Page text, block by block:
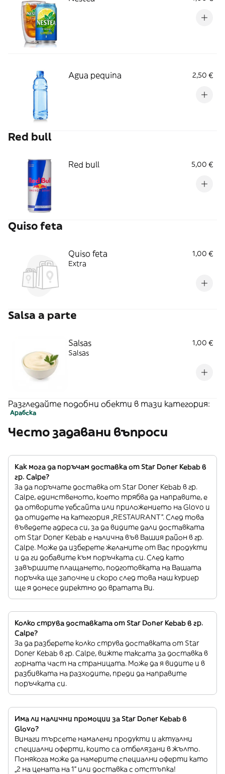
Agua pequina 2,50 €
Red bull
Red bull 5,00 €
Quiso feta
Quiso feta
1,00 €
Extra
Salsa a parte
Salsas
1,00 €
Salsas
Разгледайте подобни обекти в тази категория:
Арабска
Често задавани въпроси
Как мога да поръчам доставка от Star Doner Kebab в
гр. Calpe?
За да поръчате доставка от Star Doner Kebab в гр.
Calpe, единственото, което трябва да направите, е
да отворите уебсайта или приложението на Glovo и
да отидете на категория „RESTAURANT”. След това
въведете адреса си, за да видите дали доставката
от Star Doner Kebab е налична във Вашия район в гр.
Calpe. Може да изберете желаните от Вас продукти
и да ги добавите към поръчката си. След като
завършите плащането, подготовката на Вашата
поръчка ще започне и скоро след това наш куриер
ще я донесе директно до вратата Ви.
Колко струва доставката от Star Doner Kebab в гр.
Calpe?
За да разберете колко струва доставката от Star
Doner Kebab в гр. Calpe, вижте таксата за доставка в
горната част на страницата. Може да я видите и в
разбивката на разходите, преди да направите
поръчката си.
Има ли налични промоции за Star Doner Kebab в
Glovo?
Винаги търсете намалени продукти и актуални
специални оферти, които са отбелязани в жълто.
Понякога може да намерите специални оферти като
„2 на цената на 1“ или доставка с отстъпка!